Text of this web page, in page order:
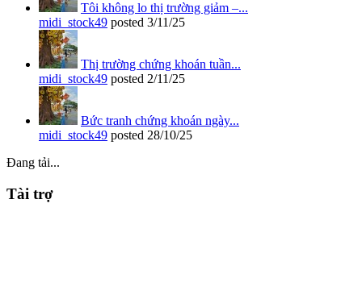
Tôi không lo thị trường giảm –...
midi_stock49 posted 3/11/25
Thị trường chứng khoán tuần...
midi_stock49 posted 2/11/25
Bức tranh chứng khoán ngày...
midi_stock49 posted 28/10/25
Đang tải...
Tài trợ